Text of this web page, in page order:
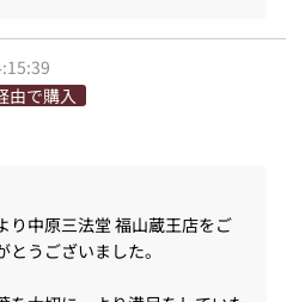
由で購入
り中原三法堂 福山蔵王店をご
うございました。